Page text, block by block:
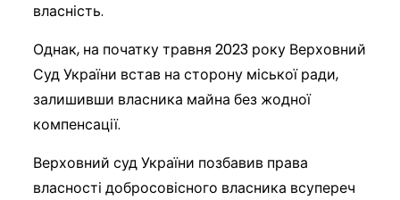
власність.
Однак, на початку травня 2023 року Верховний
Суд України встав на сторону міської ради,
залишивши власника майна без жодної
компенсації.
Верховний суд України позбавив права
власності добросовісного власника всупереч